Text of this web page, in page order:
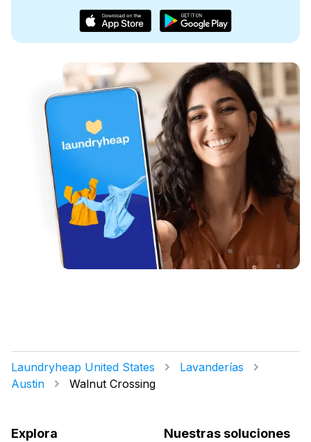
Laundryheap United States
Lavanderías
Austin
Walnut Crossing
Explora Nuestras soluciones